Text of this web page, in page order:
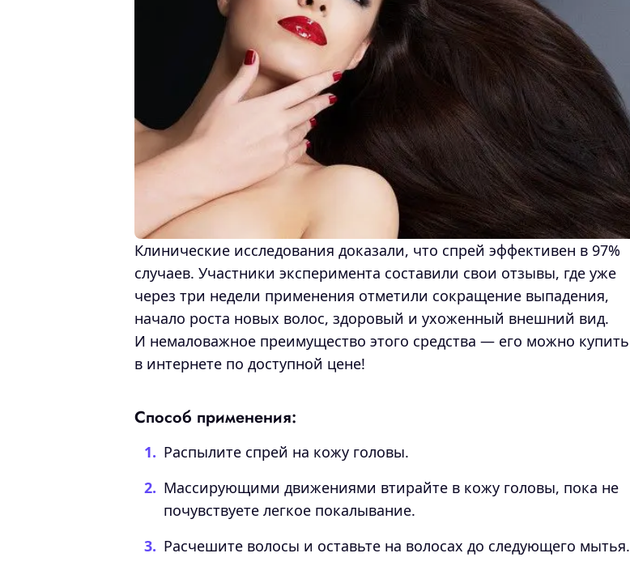
Клинические исследования доказали, что спрей эффективен в 97%
случаев. Участники эксперимента составили свои отзывы, где уже
через три недели применения отметили сокращение выпадения,
начало роста новых волос, здоровый и ухоженный внешний вид.
И немаловажное преимущество этого средства — его можно купить
в интернете по доступной цене!
Способ применения:
Распылите спрей на кожу головы.
Массирующими движениями втирайте в кожу головы, пока не
почувствуете легкое покалывание.
Расчешите волосы и оставьте на волосах до следующего мытья.